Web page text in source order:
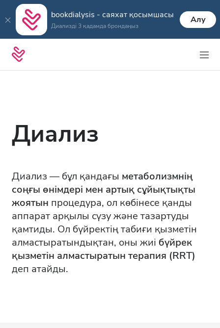
bookdialysis - саяхат қосымшасы
Диализді 3 қадамда брондаңыз
Алу
Диализ
Диализ — бұл қандағы метаболизмнің
соңғы өнімдері мен артық сұйықтықты
жоятын процедура, ол көбінесе қанды
аппарат арқылы сүзу және тазартуды
қамтиды. Ол бүйректің табиғи қызметін
алмастыратындықтан, оны жиі бүйрек
қызметін алмастыратын терапия (RRT)
деп атайды.